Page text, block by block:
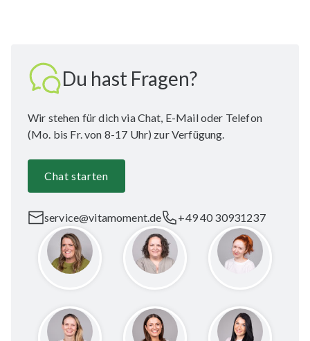
Du hast Fragen?
Wir stehen für dich via Chat, E-Mail oder Telefon
(Mo. bis Fr. von 8-17 Uhr) zur Verfügung.
Chat starten
service@vitamoment.de +49 40 30931237